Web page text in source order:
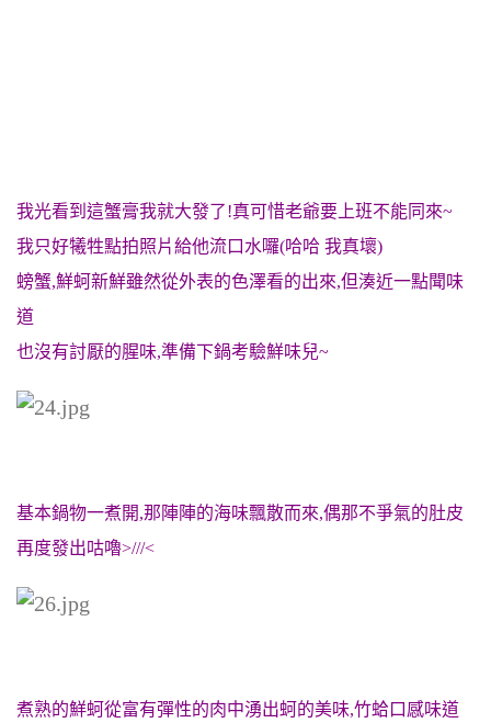
我光看到這蟹膏我就大發了!真可惜老爺要上班不能同來~
我只好犧牲點拍照片給他流口水囉(哈哈 我真壞)
螃蟹,鮮蚵新鮮雖然從外表的色澤看的出來,但湊近一點聞味
道
也沒有討厭的腥味,準備下鍋考驗鮮味兒~
基本鍋物一煮開,那陣陣的海味飄散而來,偶那不爭氣的肚皮
再度發出咕嚕>///<
煮熟的鮮蚵從富有彈性的肉中湧出蚵的美味,竹蛤 口感味道